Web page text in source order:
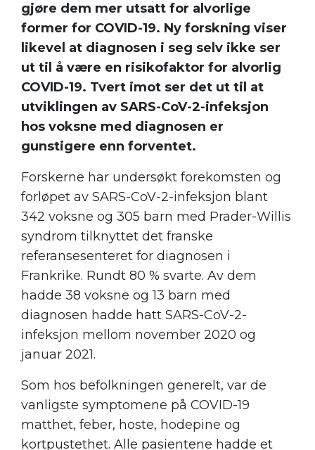
gjøre dem mer utsatt for alvorlige
former for COVID-19. Ny forskning viser
likevel at diagnosen i seg selv ikke ser
ut til å være en risikofaktor for alvorlig
COVID-19. Tvert imot ser det ut til at
utviklingen av SARS-CoV-2-infeksjon
hos voksne med diagnosen er
gunstigere enn forventet.
Forskerne har undersøkt forekomsten og
forløpet av SARS-CoV-2-infeksjon blant
342 voksne og 305 barn med Prader-Willis
syndrom tilknyttet det franske
referansesenteret for diagnosen i
Frankrike. Rundt 80 % svarte. Av dem
hadde 38 voksne og 13 barn med
diagnosen hadde hatt SARS-CoV-2-
infeksjon mellom november 2020 og
januar 2021.
Som hos befolkningen generelt, var de
vanligste symptomene på COVID-19
matthet, feber, hoste, hodepine og
kortpustethet. Alle pasientene hadde et